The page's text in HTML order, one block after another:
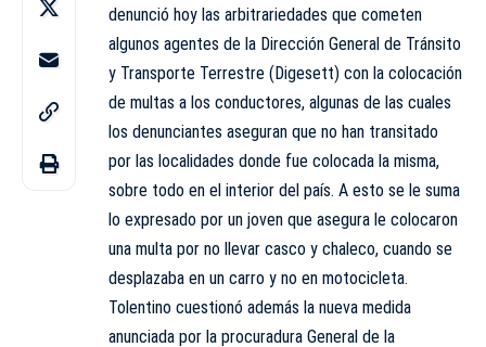
denunció hoy las arbitrariedades que cometen
algunos agentes de la Dirección General de Tránsito
y Transporte Terrestre (Digesett) con la colocación
de multas a los conductores, algunas de las cuales
los denunciantes aseguran que no han transitado
por las localidades donde fue colocada la misma,
sobre todo en el interior del país. A esto se le suma
lo expresado por un joven que asegura le colocaron
una multa por no llevar casco y chaleco, cuando se
desplazaba en un carro y no en motocicleta.
Tolentino cuestionó además la nueva medida
anunciada por la procuradura General de la